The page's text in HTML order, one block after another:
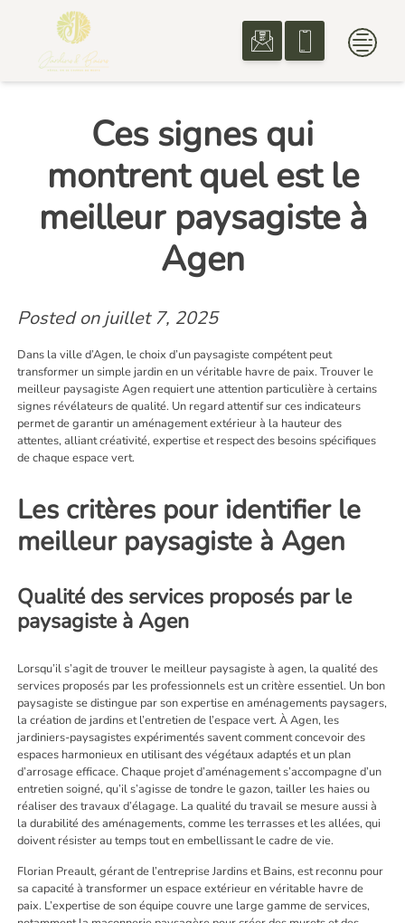
Ces signes qui
montrent quel est le
meilleur paysagiste à
Agen
Posted onjuillet 7, 2025
Dans la ville d’Agen, le choix d’un paysagiste compétent peut
transformer un simple jardin en un véritable havre de paix. Trouver le
meilleur paysagiste Agen requiert une attention particulière à certains
signes révélateurs de qualité. Un regard attentif sur ces indicateurs
permet de garantir un aménagement extérieur à la hauteur des
attentes, alliant créativité, expertise et respect des besoins spécifiques
de chaque espace vert.
Les critères pour identifier le
meilleur paysagiste à Agen
Qualité des services proposés par le
paysagiste à Agen
Lorsqu’il s’agit de trouver le meilleur paysagiste à agen, la qualité des
services proposés par les professionnels est un critère essentiel. Un bon
paysagiste se distingue par son expertise en aménagements paysagers,
la création de jardins et l’entretien de l’espace vert. À Agen, les
jardiniers-paysagistes expérimentés savent comment concevoir des
espaces harmonieux en utilisant des végétaux adaptés et un plan
d’arrosage efficace. Chaque projet d’aménagement s’accompagne d’un
entretien soigné, qu’il s’agisse de tondre le gazon, tailler les haies ou
réaliser des travaux d’élagage. La qualité du travail se mesure aussi à
la durabilité des aménagements, comme les terrasses et les allées, qui
doivent résister au temps tout en embellissant le cadre de vie.
Florian Preault, gérant de l’entreprise Jardins et Bains, est reconnu pour
sa capacité à transformer un espace extérieur en véritable havre de
paix. L’expertise de son équipe couvre une large gamme de services,